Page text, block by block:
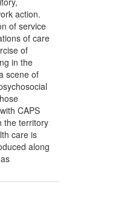
action.
of service
of care
of
in the
scene of
CAPS
the territory
care is
along